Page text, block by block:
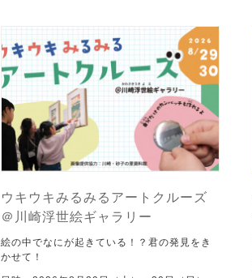
ウキウキみるみるアートクルーズ
＠川崎浮世絵ギャラリー
絵の中でなにが起きている！？君の発見をき
かせて！